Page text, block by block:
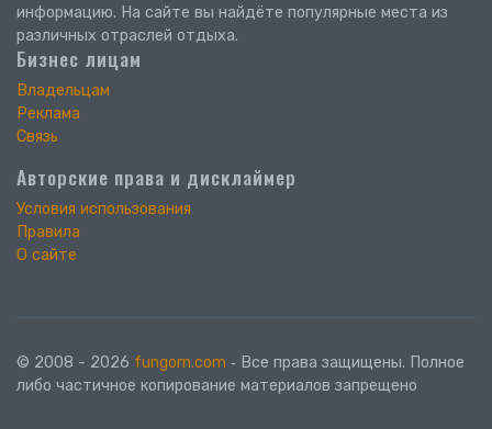
информацию. На сайте вы найдёте популярные места из
различных отраслей отдыха.
Бизнес лицам
Владельцам
Реклама
Связь
Авторские права и дисклаймер
Условия использования
Правила
О сайте
© 2008 - 2026 fungorn.com ‐ Все права защищены. Полное
либо частичное копирование материалов запрещено